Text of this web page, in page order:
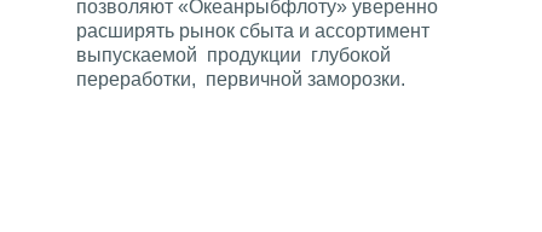
позволяют «Океанрыбфлоту» уверенно
расширять рынок сбыта и ассортимент
выпускаемой продукции глубокой
переработки, первичной заморозки.